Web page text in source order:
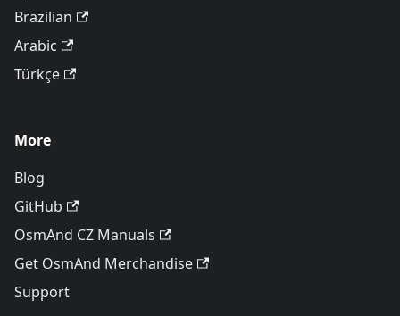
Brazilian
Arabic
Türkçe
More
Blog
GitHub
OsmAnd CZ Manuals
Get OsmAnd Merchandise
Support